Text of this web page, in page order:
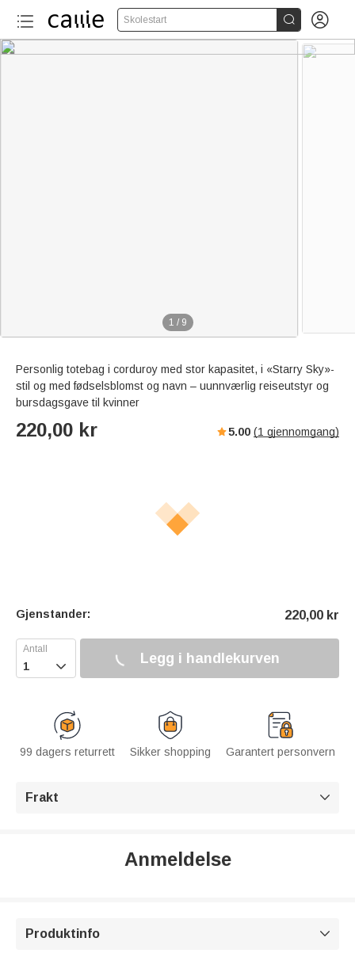
Skolestart  
1 / 9
Personlig totebag i corduroy med stor kapasitet, i «Starry Sky»-
stil og med fødselsblomst og navn – uunnværlig reiseutstyr og
bursdagsgave til kvinner
220,00 kr 5.00 (1 gjennomgang)
Gjenstander: 220,00 kr
 Legg i handlekurven
99 dagers returrett Sikker shopping Garantert personvern
Frakt 
Anmeldelse
Produktinfo 